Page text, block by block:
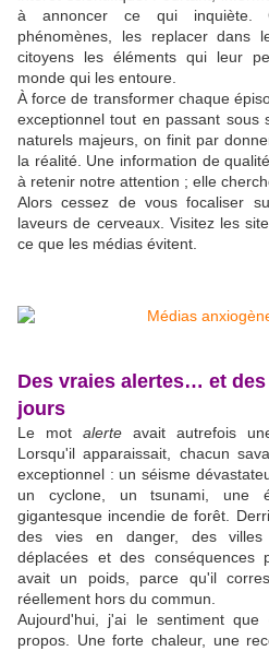
à annoncer ce qui inquiète.
phénomènes, les replacer dans
citoyens les éléments qui leur
monde qui les entoure.
À force de transformer chaque
exceptionnel tout en passant sous
naturels majeurs, on finit par
la réalité. Une information de
à retenir notre attention ; elle
Alors cessez de vous focaliser
laveurs de cerveaux. Visitez les
ce que les médias évitent.
Des vraies alertes… et
jours
Le mot alerte avait autrefois
Lorsqu'il apparaissait, chacun
exceptionnel : un séisme
un cyclone, un tsunami, une
gigantesque incendie de forêt.
des vies en danger, des villes
déplacées et des conséquences
avait un poids, parce qu'il
réellement hors du commun.
Aujourd'hui, j'ai le sentiment
propos. Une forte chaleur, une